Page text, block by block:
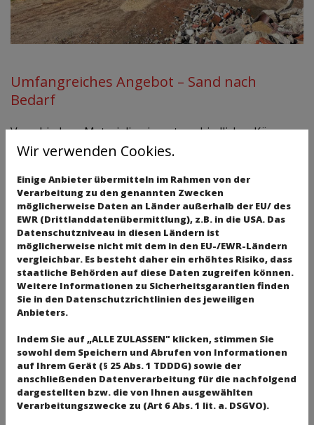
Umfangreiches Angebot – Sand nach
Bedarf
Verschiedene Materialien in unterschiedlicher Körnung
und Qualität können wir Ihnen bieten. Für die
das passende Material abgebaut.
gesiebter Putz und Mauersand
gesiebter Kulturboden (mit und ohne
Hackschnitzel angemischt)
Spielkastensand – Fallschutzsand
Füllsand
Spezialsande und Zuschlagstoffe
Dekorationskies
Gabione
Findlinge
Wir liefern Schüttgüter pünktlich
Wir verwenden Cookies.
Einige Anbieter übermitteln im Rahmen von der
Verarbeitung zu den genannten Zwecken
möglicherweise Daten an Länder außerhalb der EU/ des
EWR (Drittlanddatenübermittlung), z.B. in die USA. Das
Datenschutzniveau in diesen Ländern ist
möglicherweise nicht mit dem in den EU-/EWR-Ländern
vergleichbar. Es besteht daher ein erhöhtes Risiko, dass
staatliche Behörden auf diese Daten zugreifen können.
Weitere Informationen zu Sicherheitsgarantien finden
Sie in den Datenschutzrichtlinien des jeweiligen
Anbieters.
Indem Sie auf „ALLE ZULASSEN" klicken, stimmen Sie
sowohl dem Speichern und Abrufen von Informationen
auf Ihrem Gerät (§ 25 Abs. 1 TDDDG) sowie der
anschließenden Datenverarbeitung für die nachfolgend
dargestellten bzw. die von Ihnen ausgewählten
Verarbeitungszwecke zu (Art 6 Abs. 1 lit. a. DSGVO).